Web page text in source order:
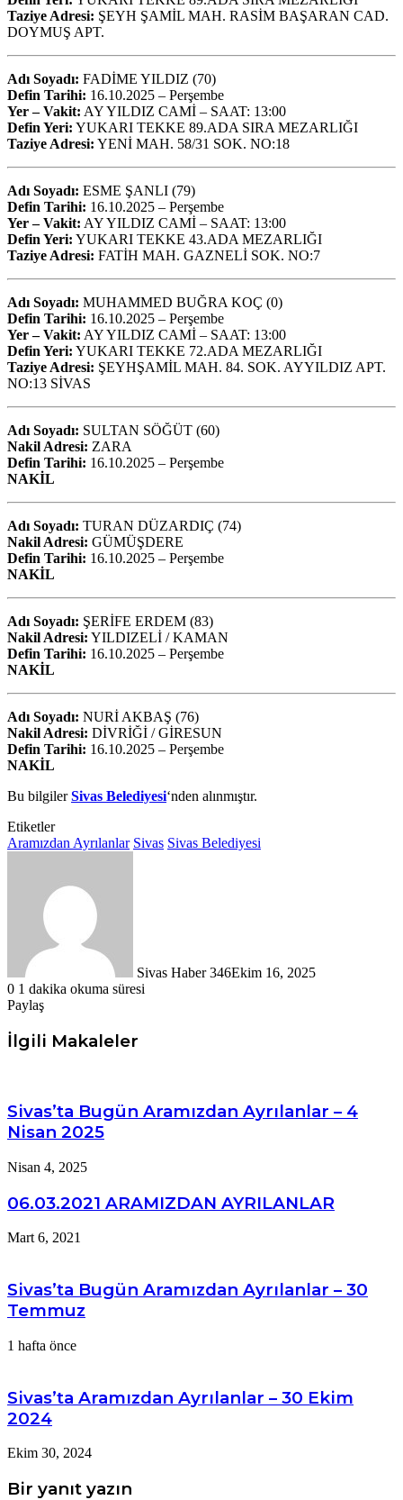
Taziye Adresi: ŞEYH ŞAMİL MAH. RASİM BAŞARAN CAD.
DOYMUŞ APT.
Adı Soyadı: FADİME YILDIZ (70)
Defin Tarihi: 16.10.2025 – Perşembe
Yer – Vakit: AY YILDIZ CAMİ – SAAT: 13:00
Defin Yeri: YUKARI TEKKE 89.ADA SIRA MEZARLIĞI
Taziye Adresi: YENİ MAH. 58/31 SOK. NO:18
Adı Soyadı: ESME ŞANLI (79)
Defin Tarihi: 16.10.2025 – Perşembe
Yer – Vakit: AY YILDIZ CAMİ – SAAT: 13:00
Defin Yeri: YUKARI TEKKE 43.ADA MEZARLIĞI
Taziye Adresi: FATİH MAH. GAZNELİ SOK. NO:7
Adı Soyadı: MUHAMMED BUĞRA KOÇ (0)
Defin Tarihi: 16.10.2025 – Perşembe
Yer – Vakit: AY YILDIZ CAMİ – SAAT: 13:00
Defin Yeri: YUKARI TEKKE 72.ADA MEZARLIĞI
Taziye Adresi: ŞEYHŞAMİL MAH. 84. SOK. AYYILDIZ APT.
NO:13 SİVAS
Adı Soyadı: SULTAN SÖĞÜT (60)
Nakil Adresi: ZARA
Defin Tarihi: 16.10.2025 – Perşembe
NAKİL
Adı Soyadı: TURAN DÜZARDIÇ (74)
Nakil Adresi: GÜMÜŞDERE
Defin Tarihi: 16.10.2025 – Perşembe
NAKİL
Adı Soyadı: ŞERİFE ERDEM (83)
Nakil Adresi: YILDIZELİ / KAMAN
Defin Tarihi: 16.10.2025 – Perşembe
NAKİL
Adı Soyadı: NURİ AKBAŞ (76)
Nakil Adresi: DİVRİĞİ / GİRESUN
Defin Tarihi: 16.10.2025 – Perşembe
NAKİL
Bu bilgilerSivas Belediyesi‘nden alınmıştır.
Etiketler
Aramızdan Ayrılanlar Sivas Sivas Belediyesi
Sivas Haber 346Ekim 16, 2025
0 1 dakika okuma süresi
Paylaş
Posta
ile
İlgili Makaleler
Sivas’ta Bugün Aramızdan Ayrılanlar – 4
Nisan 2025
Nisan 4, 2025
06.03.2021 ARAMIZDAN AYRILANLAR
Mart 6, 2021
Sivas’ta Bugün Aramızdan Ayrılanlar – 30
Temmuz
1 hafta önce
Sivas’ta Aramızdan Ayrılanlar – 30 Ekim
2024
Ekim 30, 2024
Bir yanıt yazın